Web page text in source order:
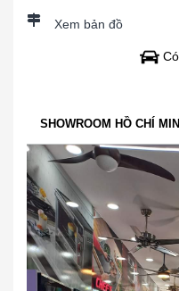
Xem bản đồ
SHOWROOM HỒ CHÍ